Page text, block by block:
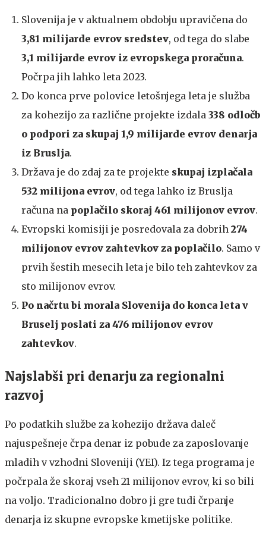
Slovenija je v aktualnem obdobju upravičena do
3,81 milijarde evrov sredstev, od tega do slabe
3,1 milijarde evrov iz evropskega proračuna.
Počrpa jih lahko leta 2023.
Do konca prve polovice letošnjega leta je služba
za kohezijo za različne projekte izdala 338 odločb
o podpori za skupaj 1,9 milijarde evrov denarja
iz Bruslja.
Država je do zdaj za te projekte skupaj izplačala
532 milijona evrov, od tega lahko iz Bruslja
računa na poplačilo skoraj 461 milijonov evrov.
Evropski komisiji je posredovala za dobrih 274
milijonov evrov zahtevkov za poplačilo. Samo v
prvih šestih mesecih leta je bilo teh zahtevkov za
sto milijonov evrov.
Po načrtu bi morala Slovenija do konca leta v
Bruselj poslati za 476 milijonov evrov
zahtevkov.
Najslabši pri denarju za regionalni
razvoj
Po podatkih službe za kohezijo država daleč
najuspešneje črpa denar iz pobude za zaposlovanje
mladih v vzhodni Sloveniji (YEI). Iz tega programa je
počrpala že skoraj vseh 21 milijonov evrov, ki so bili
na voljo. Tradicionalno dobro ji gre tudi črpanje
denarja iz skupne evropske kmetijske politike.